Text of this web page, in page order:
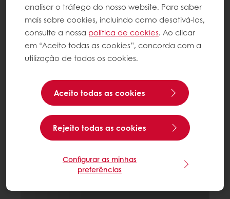
analisar o tráfego do nosso website. Para saber
mais sobre cookies, incluindo como desativá-las,
consulte a nossa política de cookies. Ao clicar
em “Aceito todas as cookies”, concorda com a
utilização de todos os cookies.
Aceito todas as cookies
Rejeito todas as cookies
Configurar as minhas
preferências